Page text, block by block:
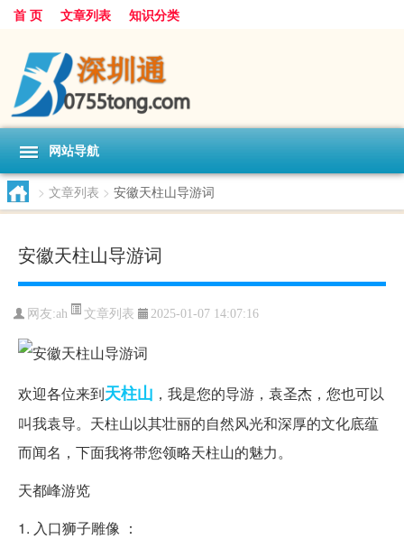
首 页 文章列表 知识分类
网站导航
> 文章列表 > 安徽天柱山导游词
安徽天柱山导游词
网友:ah 文章列表 2025-01-07 14:07:16
欢迎各位来到天柱山 ，我是您的导游，袁圣杰，您也可以
叫我袁导。天柱山以其壮丽的自然风光和深厚的文化底蕴
而闻名，下面我将带您领略天柱山的魅力。
天都峰游览
1. 入口狮子雕像 ：